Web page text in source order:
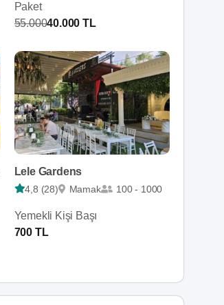
Paket
55.00040.000 TL
Lele Gardens
4,8 (28) Mamak 100 - 1000
Yemekli Kişi Başı
700 TL